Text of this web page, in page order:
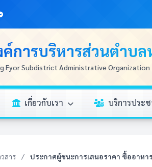
ค์การบริหารส่วนตำบ
Eyor Subdistrict Administrative Organization
เกี่ยวกับเรา บริการประ
สาร / ประกาศผู้ชนะการเสนอราคา ซื้ออาหาร